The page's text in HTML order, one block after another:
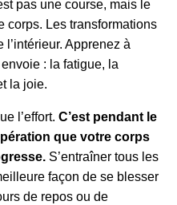
pas une course, mais le
corps. Les transformations
l’intérieur. Apprenez à
: la fatigue, la
la joie.
l’effort. C’est pendant le
que votre corps
S’entraîner tous les
façon de se blesser
de repos ou de